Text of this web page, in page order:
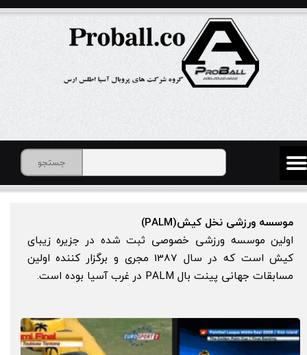
جستجو
موسسه ورزشی نخل کیش(PALM)
اولین موسسه ورزشی خصوصی ثبت شده در جزیره زیبای
کیش است که در سال 1387 مجری و برگزار کننده اولین
مسابقات جهانی پینت بال PALM در غرب آسیا بوده است.